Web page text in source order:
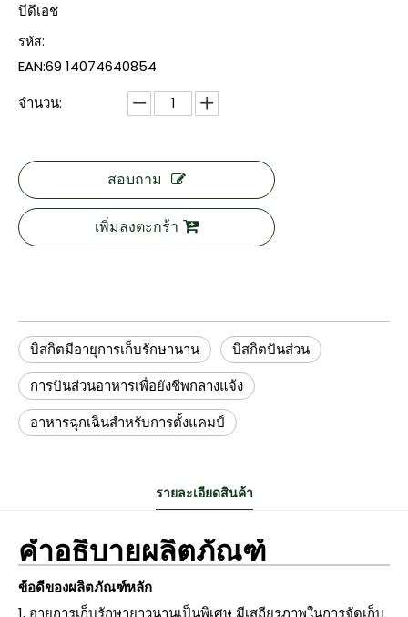
บีดีเอช
รหัส:
EAN:69 14074640854
จำนวน:
สอบถาม
เพิ่มลงตะกร้า
บิสกิตมีอายุการเก็บรักษานาน
บิสกิตปันส่วน
การปันส่วนอาหารเพื่อยังชีพกลางแจ้ง
อาหารฉุกเฉินสำหรับการตั้งแคมป์
รายละเอียดสินค้า
คำอธิบายผลิตภัณฑ์
ข้อดีของผลิตภัณฑ์หลัก
1. อายุการเก็บรักษายาวนานเป็นพิเศษ มีเสถียรภาพในการจัดเก็บ